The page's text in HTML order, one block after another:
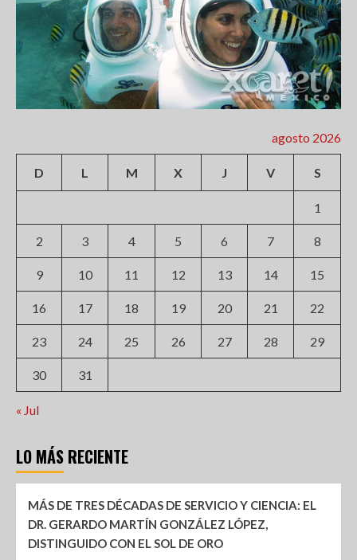
agosto 2026
D L M X J V S
1
2 3 4 5 6 7 8
9 10 11 12 13 14 15
16 17 18 19 20 21 22
23 24 25 26 27 28 29
30 31
« Jul
LO MÁS RECIENTE
MÁS DE TRES DÉCADAS DE SERVICIO Y CIENCIA: EL
DR. GERARDO MARTÍN GONZÁLEZ LÓPEZ,
DISTINGUIDO CON EL SOL DE ORO